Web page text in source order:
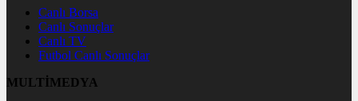
Canlı Borsa
Canlı Sonuçlar
Canlı TV
Futbol Canlı Sonuçlar
MULTİMEDYA